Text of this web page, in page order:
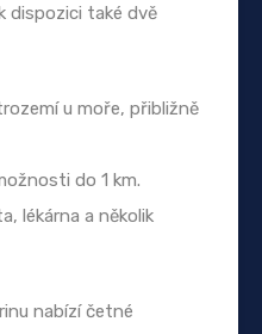
dispozici také dvě
u moře, přibližně
do 1 km.
lékárna a několik
nabízí četné